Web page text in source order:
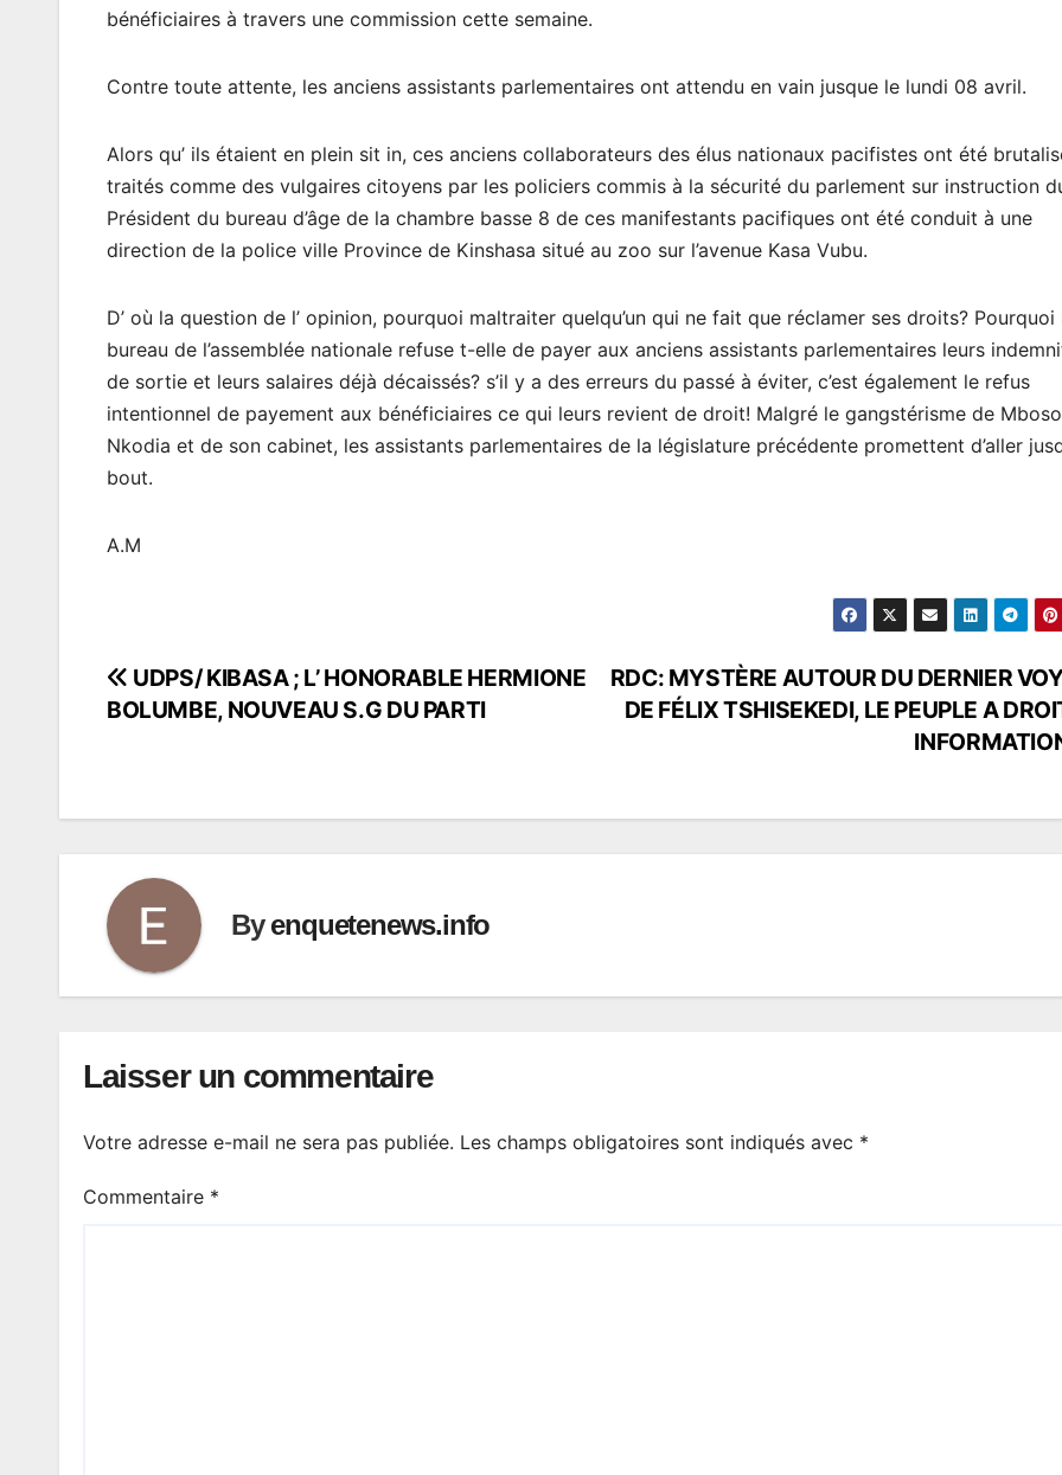
bénéficiaires à travers une commission cette semaine.
Contre toute attente, les anciens assistants parlementaires ont attendu en vain jusque le lundi 08 avril.
Alors qu’ ils étaient en plein sit in, ces anciens collaborateurs des élus nationaux pacifistes ont été
traités comme des vulgaires citoyens par les policiers commis à la sécurité du parlement sur instruction
Président du bureau d’âge de la chambre basse 8 de ces manifestants pacifiques ont été conduit à une
direction de la police ville Province de Kinshasa situé au zoo sur l’avenue Kasa Vubu.
D’ où la question de l’ opinion, pourquoi maltraiter quelqu’un qui ne fait que réclamer ses droits? Pourquoi
bureau de l’assemblée nationale refuse t-elle de payer aux anciens assistants parlementaires leurs
de sortie et leurs salaires déjà décaissés? s’il y a des erreurs du passé à éviter, c’est également le refus
intentionnel de payement aux bénéficiaires ce qui leurs revient de droit! Malgré le gangstérisme de Mboso
Nkodia et de son cabinet, les assistants parlementaires de la législature précédente promettent d’aller
bout.
A.M
Navigation
RDC: MYSTÈRE AUTOUR DU DERNIER
DE FÉLIX TSHISEKEDI, LE PEUPLE A
UDPS/ KIBASA ; L’ HONORABLE HERMIONE
BOLUMBE, NOUVEAU S.G DU PARTI
Byenquetenews.info
Laisser un commentaire
Votre adresse e-mail ne sera pas publiée. Les champs obligatoires sont indiqués avec *
Commentaire *